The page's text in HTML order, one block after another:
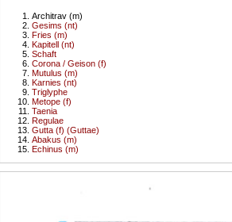
Architrav (m)
Gesims (nt)
Fries (m)
Kapitell (nt)
Schaft
Corona / Geison (f)
Mutulus (m)
Karnies (nt)
Triglyphe
Metope (f)
Taenia
Regulae
Gutta (f) (Guttae)
Abakus (m)
Echinus (m)